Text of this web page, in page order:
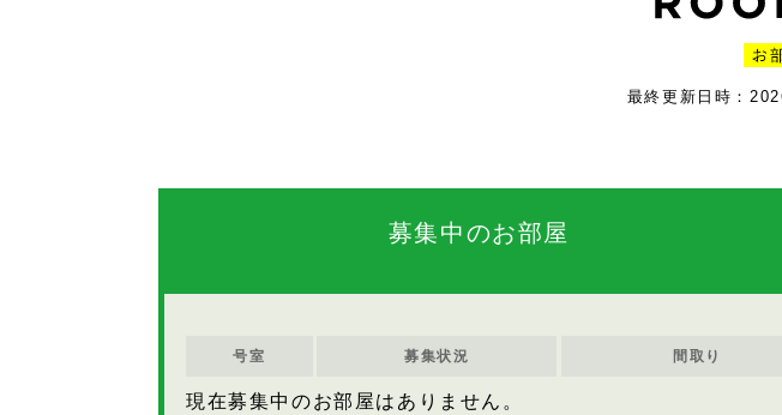
最終更新日時：
募集中のお部屋
号室 募集状況 間取り
現在募集中のお部屋はありません。